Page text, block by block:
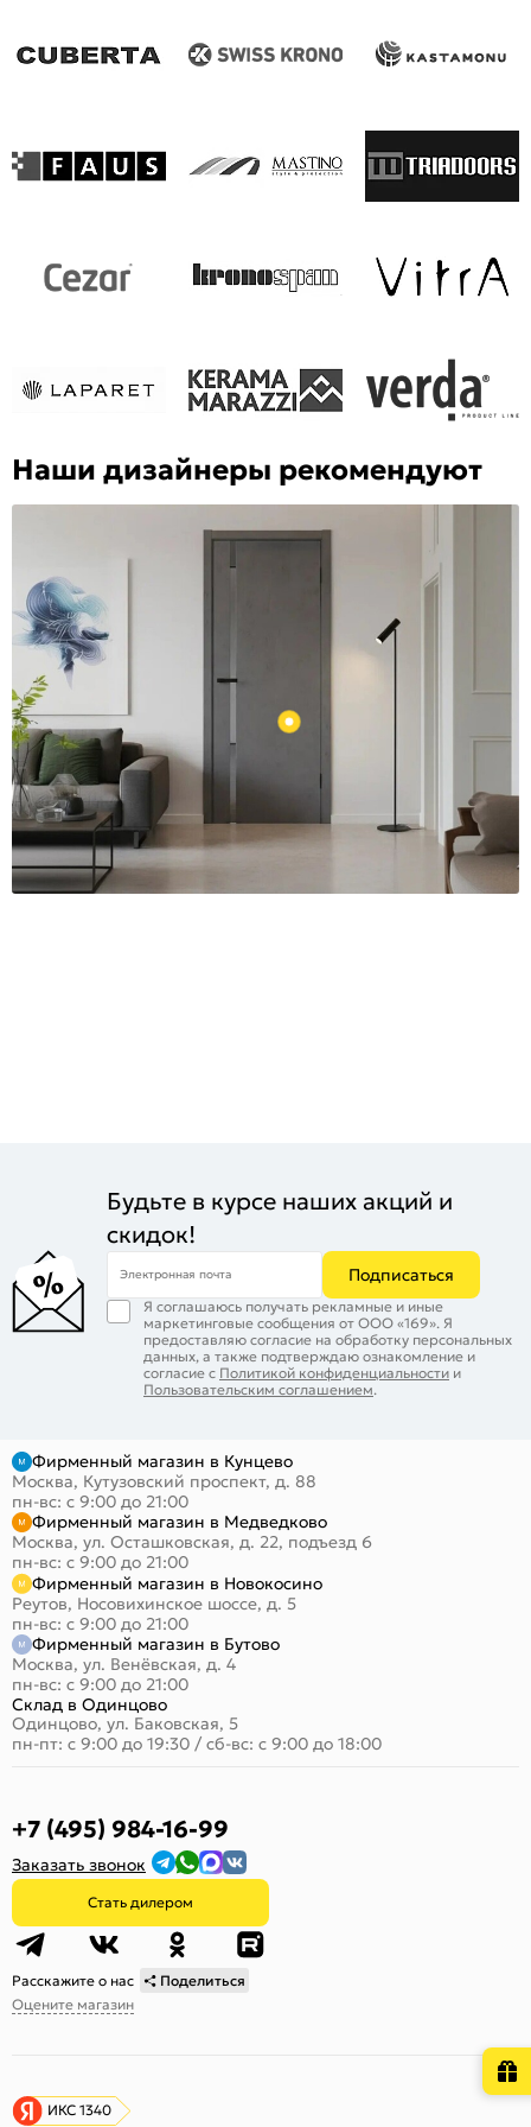
Наши дизайнеры рекомендуют
Будьте в курсе наших акций и
скидок!
Электронная почта Подписаться
Я соглашаюсь получать рекламные и иные
маркетинговые сообщения от ООО «169». Я
предоставляю согласие на обработку персональных
данных, а также подтверждаю ознакомление и
согласие с Политикой конфиденциальности и
Пользовательским соглашением.
Фирменный магазин в Кунцево
Москва, Кутузовский проспект, д. 88
пн-вс: с 9:00 до 21:00
Фирменный магазин в Медведково
Москва, ул. Осташковская, д. 22, подъезд 6
пн-вс: с 9:00 до 21:00
Фирменный магазин в Новокосино
Реутов, Носовихинское шоссе, д. 5
пн-вс: с 9:00 до 21:00
Фирменный магазин в Бутово
Москва, ул. Венёвская, д. 4
пн-вс: с 9:00 до 21:00
Склад в Одинцово
Одинцово, ул. Баковская, 5
пн-пт: с 9:00 до 19:30 / сб-вс: с 9:00 до 18:00
+7 (495) 984-16-99
Заказать звонок
Стать дилером
Расскажите о нас
Поделиться
Оцените магазин
ИКС 1340